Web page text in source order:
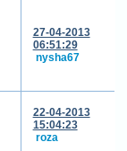
27-04-2013
06:51:29
nysha67
22-04-2013
15:04:23
roza